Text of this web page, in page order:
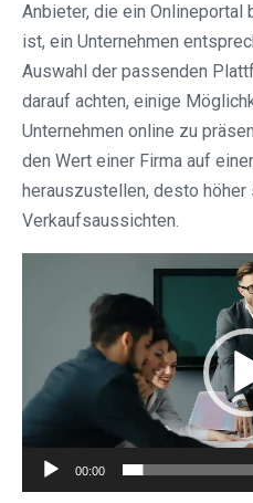
Anbieter, die ein Onlineportal
ist, ein Unternehmen
Auswahl der passenden
darauf achten, einige
Unternehmen online zu
den Wert einer Firma auf
herauszustellen, desto höher
Verkaufsaussichten.
00:00